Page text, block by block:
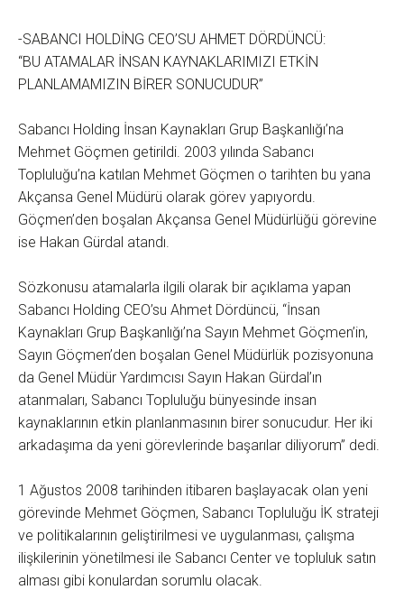
-SABANCI HOLDİNG CEO’SU AHMET DÖRDÜNCÜ:
“BU ATAMALAR İNSAN KAYNAKLARIMIZI ETKİN
PLANLAMAMIZIN BİRER SONUCUDUR”
Sabancı Holding İnsan Kaynakları Grup Başkanlığı’na
Mehmet Göçmen getirildi. 2003 yılında Sabancı
Topluluğu’na katılan Mehmet Göçmen o tarihten bu yana
Akçansa Genel Müdürü olarak görev yapıyordu.
Göçmen’den boşalan Akçansa Genel Müdürlüğü görevine
ise Hakan Gürdal atandı.
Sözkonusu atamalarla ilgili olarak bir açıklama yapan
Sabancı Holding CEO’su Ahmet Dördüncü, “İnsan
Kaynakları Grup Başkanlığı’na Sayın Mehmet Göçmen’in,
Sayın Göçmen’den boşalan Genel Müdürlük pozisyonuna
da Genel Müdür Yardımcısı Sayın Hakan Gürdal’ın
atanmaları, Sabancı Topluluğu bünyesinde insan
kaynaklarının etkin planlanmasının birer sonucudur. Her iki
arkadaşıma da yeni görevlerinde başarılar diliyorum” dedi.
1 Ağustos 2008 tarihinden itibaren başlayacak olan yeni
görevinde Mehmet Göçmen, Sabancı Topluluğu İK strateji
ve politikalarının geliştirilmesi ve uygulanması, çalışma
ilişkilerinin yönetilmesi ile Sabancı Center ve topluluk satın
alması gibi konulardan sorumlu olacak.